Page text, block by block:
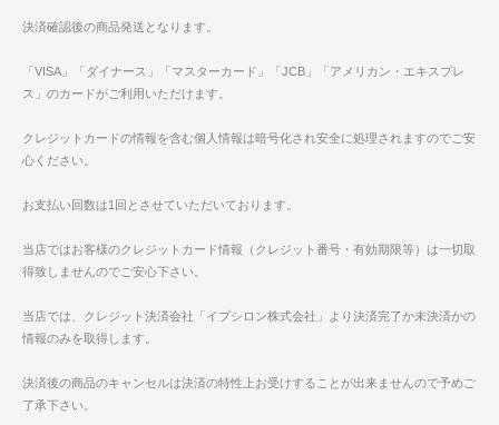
決済確認後の商品発送となります。
「VISA」「ダイナース」「マスターカード」「JCB」「アメリカン・エキスプレ
ス」のカードがご利用いただけます。
クレジットカードの情報を含む個人情報は暗号化され安全に処理されますのでご安
心ください。
お支払い回数は1回とさせていただいております。
当店ではお客様のクレジットカード情報（クレジット番号・有効期限等）は一切取
得致しませんのでご安心下さい。
当店では、クレジット決済会社「イプシロン株式会社」より決済完了か未決済かの
情報のみを取得します。
決済後の商品のキャンセルは決済の特性上お受けすることが出来ませんので予めご
了承下さい。